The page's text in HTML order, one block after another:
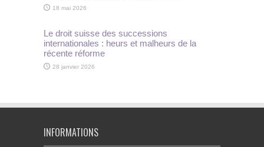
18 mai 2026
Le droit suisse des successions
internationales : heurs et malheurs de la
récente réforme
28 janvier 2026
INFORMATIONS